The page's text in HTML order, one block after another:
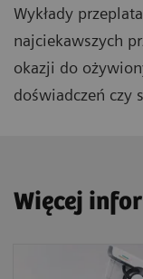
Wykłady
najciekawszych
okazji do
doświadczeń czy
Więcej